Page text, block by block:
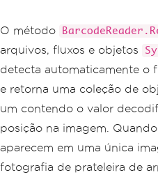
detected in image."
);
}
O método
arquivos, fluxos e objetos
detecta automaticamente o
e retorna uma coleção de
um contendo o valor
posição na imagem.
aparecem em uma única
fotografia de prateleira de